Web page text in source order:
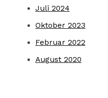
Juli 2024
Oktober 2023
Februar 2022
August 2020